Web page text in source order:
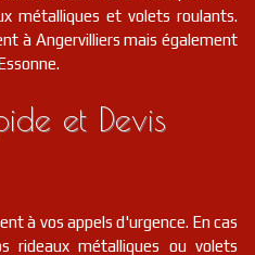
métalliques et volets roulants.
à Angervilliers mais également
et Devis
à vos appels d'urgence. En cas
rideaux métalliques ou volets